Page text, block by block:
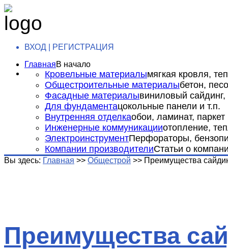
ВХОД | РЕГИСТРАЦИЯ
ГлавнаяВ начало
Кровельные материалымягкая кровля,
Общестроительные материалыбетон,
Фасадные материалывиниловый сайдинг,
Для фундаментацокольные панели и т.п.
Внутренняя отделкаобои, ламинат, паркет
Инженерные коммуникацииотопление,
ЭлектроинструментПерфораторы,
Компании производителиСтатьи о
Вы здесь: Главная >> Общестрой >> Преимущества
Преимущества